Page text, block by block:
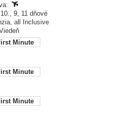
9, 11 dňové
all Inclusive
Minute
Minute
Minute